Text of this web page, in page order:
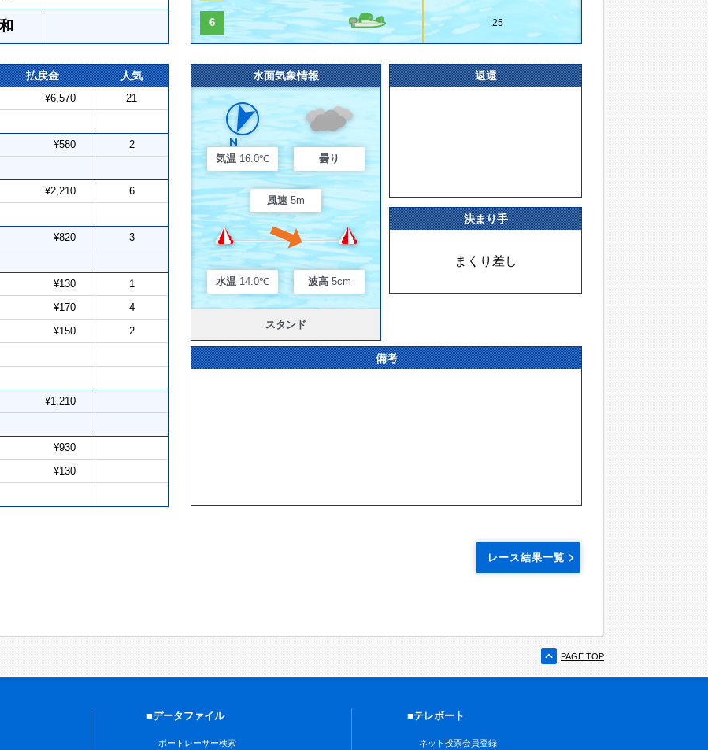
6 .25
払戻金 人気
¥6,570 21
¥580 2
¥2,210 6
¥820 3
¥130 1
¥170 4
¥150 2
¥1,210
¥930
¥130
水面気象情報
気温 16.0℃ 曇り
風速 5m
水温 14.0℃ 波高 5cm
スタンド
返還
決まり手
まくり差し
備考
レース結果一覧
PAGE TOP
■データファイル
ボートレーサー検索
■テレボート
ネット投票会員登録